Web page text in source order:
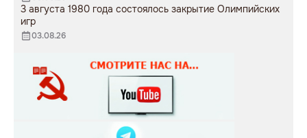
3 августа 1980 года состоялось закрытие Олимпийских
игр
03.08.26